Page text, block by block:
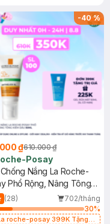
-40%
₫610.000 ₫
Posay
Nắng La Roche-
Phổ Rộng, Nâng Tông
50ml
(28)
702/tháng
30%
roche-posay 399K Tặng